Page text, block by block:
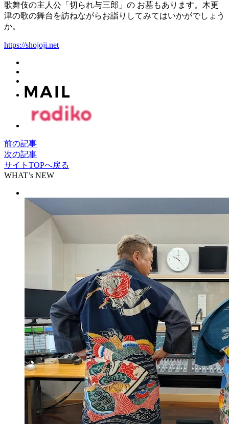
歌舞伎の主人公「切られ与三郎」の お墓もあります。木更
津の歌の舞台を訪ねながらお詣りしてみてはいかがでしょう
か。
https://shojoji.net
前の記事
次の記事
サイトTOPへ戻る
WHAT’s NEW